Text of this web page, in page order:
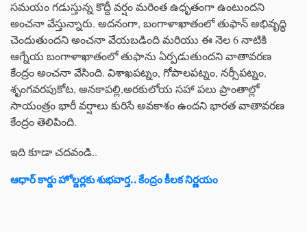
సమయం గడుస్తున్న కొద్దీ వర్షం మరింత ఉధృతంగా ఉంటుందని
అంచనా వేస్తున్నారు. అదనంగా, బంగాళాఖాతంలో తుఫాన్ అభివృద్ధి
చెందుతుందని అంచనా వేయబడింది మరియు ఈ నెల 6 నాటికి
ఆగ్నేయ బంగాళాఖాతంలో తుఫాను ఏర్పడుతుందని వాతావరణ
కేంద్రం అంచనా వేసింది. విశాఖపట్నం, గోపాలపట్నం, నర్సీపట్నం,
శృంగవరపుకోట, అనకాపల్లి,అరకులోయ సహా పలు ప్రాంతాల్లో
సాయంత్రం భారీ వర్షాలు కురిసే అవకాశం ఉందని భారత వాతావరణ
కేంద్రం తెలిపింది.
ఇది కూడా చదవండి..
ఆధార్ కార్డు హోల్డర్లకు శుభవార్త.. కేంద్రం కీలక నిర్ణయం